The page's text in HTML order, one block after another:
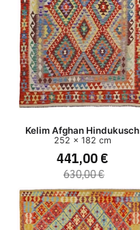
Kelim Afghan Hindukusch
252 x 182 cm
441,00 €
630,00 €